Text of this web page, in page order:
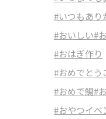
#いつもあり
#おいしい#
#おはぎ作り
#おめでとう
#おめで鯛#
#おやつイベ